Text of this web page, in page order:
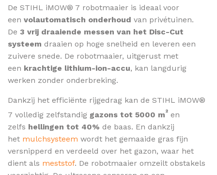
De STIHL iMOW® 7 robotmaaier is ideaal voor
een volautomatisch onderhoud van privétuinen.
De 3 vrij draaiende messen van het Disc-Cut
systeem draaien op hoge snelheid en leveren een
zuivere snede. De robotmaaier, uitgerust met
een krachtige lithium-ion-accu, kan langdurig
werken zonder onderbreking.
Dankzij het efficiënte rijgedrag kan de STIHL iMOW®
7 volledig zelfstandig gazons tot 5000 m² en
zelfs hellingen tot 40% de baas. En dankzij
het mulchsysteem wordt het gemaaide gras fijn
versnipperd en verdeeld over het gazon, waar het
dient als meststof. De robotmaaier omzeilt obstakels